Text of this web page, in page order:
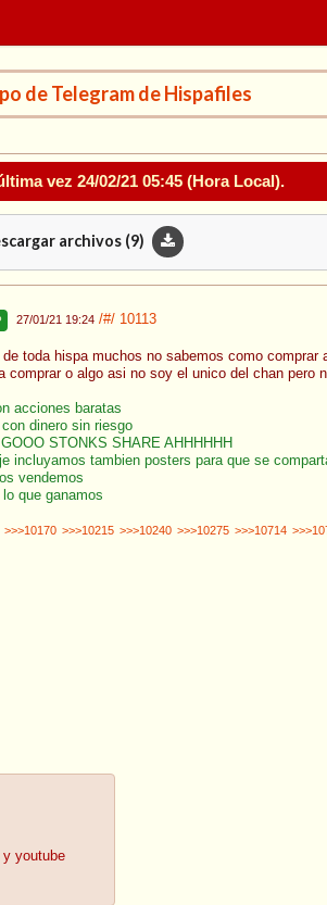
de Telegram de Hispafiles
vez 24/02/21 05:45 (Hora Local).
archivos (9)
27/01/21 19:24 /#/ 10113
toda hispa muchos no sabemos como
comprar o algo asi no soy el unico del chan pero
acciones baratas
dinero sin riesgo
STONKS SHARE AHHHHHH
incluyamos tambien posters para que se
vendemos
que ganamos
>>>10170 >>>10215 >>>10240 >>>10275 >>>10714
y youtube